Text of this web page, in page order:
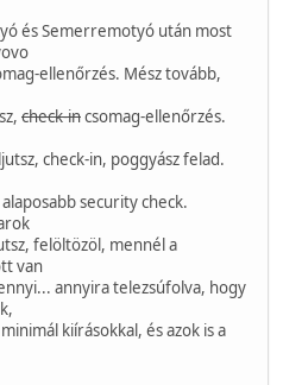
és Semerremotyó után most
ellenőrzés. Mész tovább,
check-incsomag-ellenőrzés.
check-in, poggyász felad.
security check.
felöltözöl, mennél a
van
annyira telezsúfolva, hogy
kiírásokkal, és azok is a